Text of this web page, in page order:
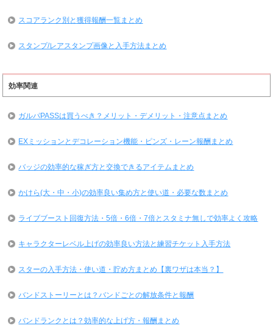
スコアランク別と獲得報酬一覧まとめ
スタンプ/レアスタンプ画像と入手方法まとめ
効率関連
ガルパPASSは買うべき？メリット・デメリット・注意点まとめ
EXミッションとデコレーション機能・ピンズ・レーン報酬まとめ
バッジの効率的な稼ぎ方と交換できるアイテムまとめ
かけら(大・中・小)の効率良い集め方と使い道・必要な数まとめ
ライブブースト回復方法・5倍・6倍・7倍とスタミナ無しで効率よく攻略
キャラクターレベル上げの効率良い方法と練習チケット入手方法
スターの入手方法・使い道・貯め方まとめ【裏ワザは本当？】
バンドストーリーとは？バンドごとの解放条件と報酬
バンドランクとは？効率的な上げ方・報酬まとめ